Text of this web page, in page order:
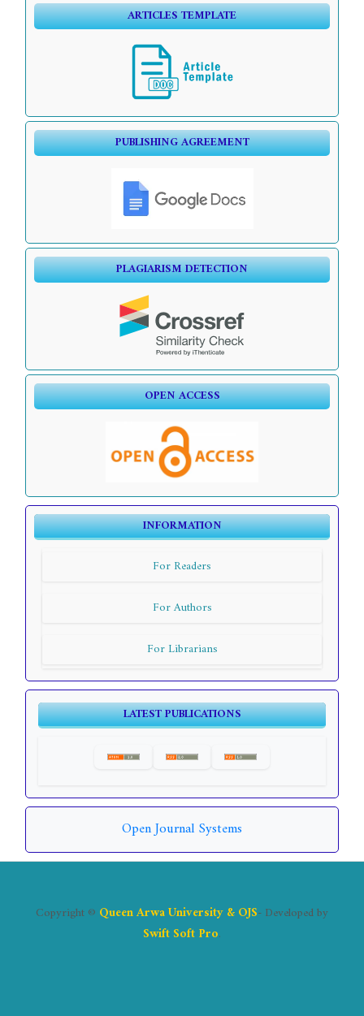
ARTICLES TEMPLATE
PUBLISHING AGREEMENT
PLAGIARISM DETECTION
OPEN ACCESS
INFORMATION
For Readers
For Authors
For Librarians
LATEST PUBLICATIONS
Open Journal Systems
Copyright © Queen Arwa University & OJS- Developed by
Swift Soft Pro.